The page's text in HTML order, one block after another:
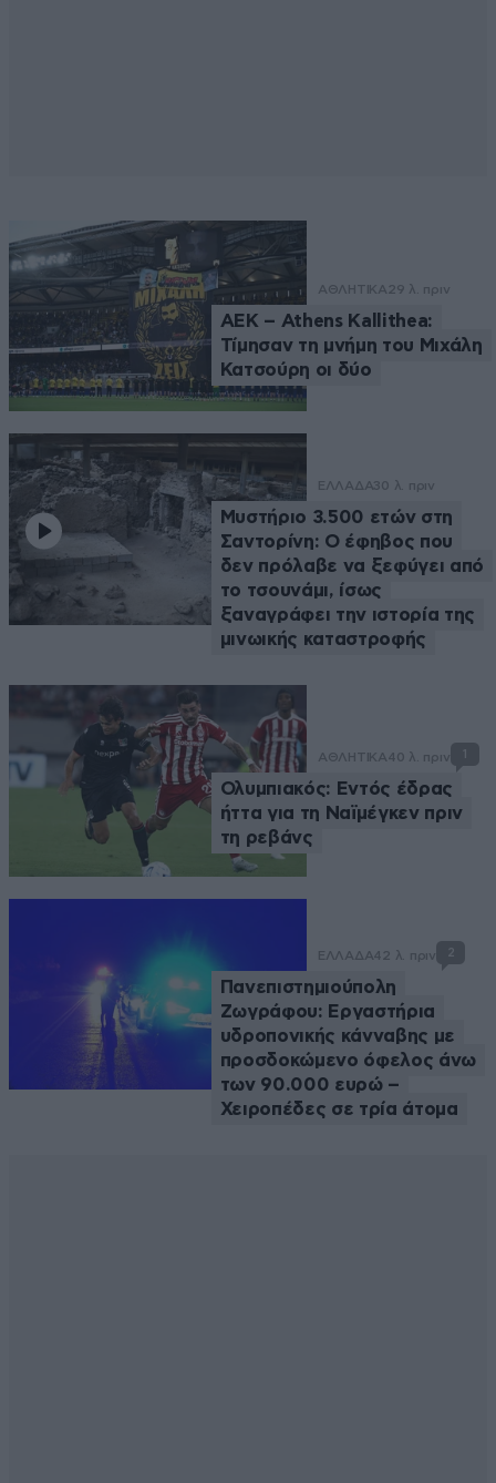
ΑΘΛΗΤΙΚΑ29 λ. πριν
ΑΕΚ – Athens Kallithea:
Τίμησαν τη μνήμη του Μιχάλη
Κατσούρη οι δύο
ΕΛΛΑΔΑ30 λ. πριν
Μυστήριο 3.500 ετών στη
Σαντορίνη: Ο έφηβος που
δεν πρόλαβε να ξεφύγει από
το τσουνάμι, ίσως
ξαναγράφει την ιστορία της
μινωικής καταστροφής
ΑΘΛΗΤΙΚΑ40 λ. πριν 1
Ολυμπιακός: Εντός έδρας
ήττα για τη Ναϊμέγκεν πριν
τη ρεβάνς
ΕΛΛΑΔΑ42 λ. πριν 2
Πανεπιστημιούπολη
Ζωγράφου: Εργαστήρια
υδροπονικής κάνναβης με
προσδοκώμενο όφελος άνω
των 90.000 ευρώ –
Χειροπέδες σε τρία άτομα